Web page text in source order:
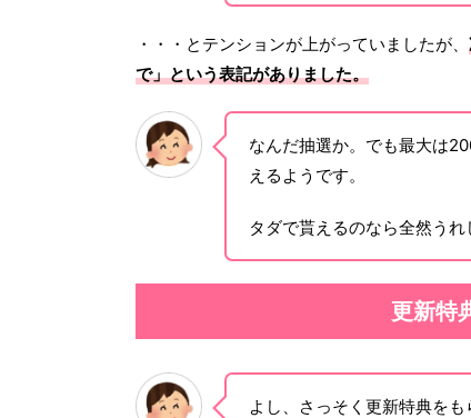
・・・とテンションが上がっていましたが、
で」という表記がありました。
なんだ抽選か。でも最大は
えるようです。
タダで貰えるのなら全然うれ
更新特
よし、さっそく更新特典を